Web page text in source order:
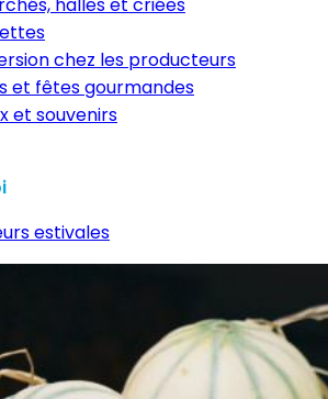
chez les producteurs
et fêtes gourmandes
et souvenirs
estivales